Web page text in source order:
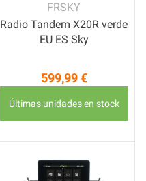
FRSKY
Radio Tandem X20R verde
EU ES Sky
Precio
599,99 €
Últimas unidades en stock